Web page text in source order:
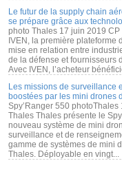
Le futur de la supply chain
se prépare grâce aux
photo Thales 17 juin 2019
IVEN, la première plateforme
mise en relation entre
de la défense et fournisseurs
Avec IVEN, l’acheteur
Les missions de surveillance
boostées par les mini drones
Spy’Ranger 550
Thales Thales présente le
nouveau système de mini
surveillance et de
gamme de systèmes de mini
Thales. Déployable en vingt...